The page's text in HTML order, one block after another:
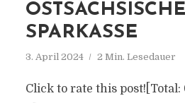
SPARKASSE
3. April 2024 2 Min. Lesedauer
Click to rate this post![Total: